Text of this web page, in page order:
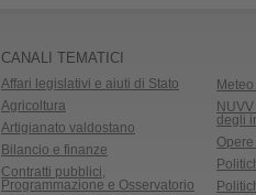
CANALI TEMATICI
Affari legislativi e aiuti di Stato
Agricoltura
Artigianato valdostano
Bilancio e finanze
Contratti pubblici,
Programmazione e Osservatorio
degli